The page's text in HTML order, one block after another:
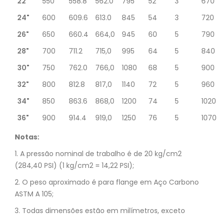
24"
600 609.6 613.0 845 54 3
720
26"
650 660.4 664,0 945 60 5
790
28"
700 711.2 715,0 995 64 5
840
30"
750 762.0 766,0 1080 68 5
900
32"
800 812.8 817,0 1140 72 5
960
34"
850 863.6 868,0 1200 74 5
1020
36"
900 914.4 919,0 1250 76 5
1070
Notas:
1. A pressão nominal de trabalho é de 20 kg/cm2
(284,40 PSI) (1 kg/cm2 = 14,22 PSI);
2. O peso aproximado é para flange em Aço Carbono
ASTM A 105;
3. Todas dimensões estão em milímetros, exceto